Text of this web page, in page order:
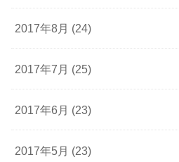
2017年8月 (24)
2017年7月 (25)
2017年6月 (23)
2017年5月 (23)